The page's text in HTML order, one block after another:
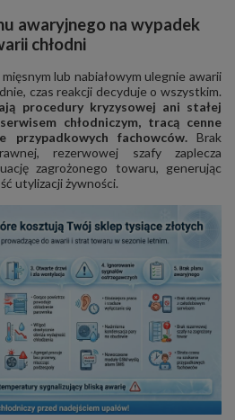
awaryjnego na wypadek
chłodni
lub nabiałowym ulegnie awarii
czas reakcji decyduje o wszystkim.
procedury kryzysowej ani stałej
chłodniczym, tracą cenne
przypadkowych fachowców.Brak
rezerwowej szafy zaplecza
zagrożonego towaru, generując
utylizacji żywności.